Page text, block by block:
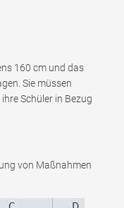
160 cm und das
Sie müssen
Schüler in Bezug
von Maßnahmen